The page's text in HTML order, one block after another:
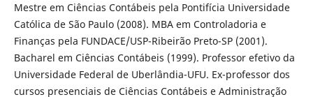
Mestre em Ciências Contábeis pela Pontifícia Universidade
Católica de São Paulo (2008). MBA em Controladoria e
Finanças pela FUNDACE/USP-Ribeirão Preto-SP (2001).
Bacharel em Ciências Contábeis (1999). Professor efetivo da
Universidade Federal de Uberlândia-UFU. Ex-professor dos
cursos presenciais de Ciências Contábeis e Administração